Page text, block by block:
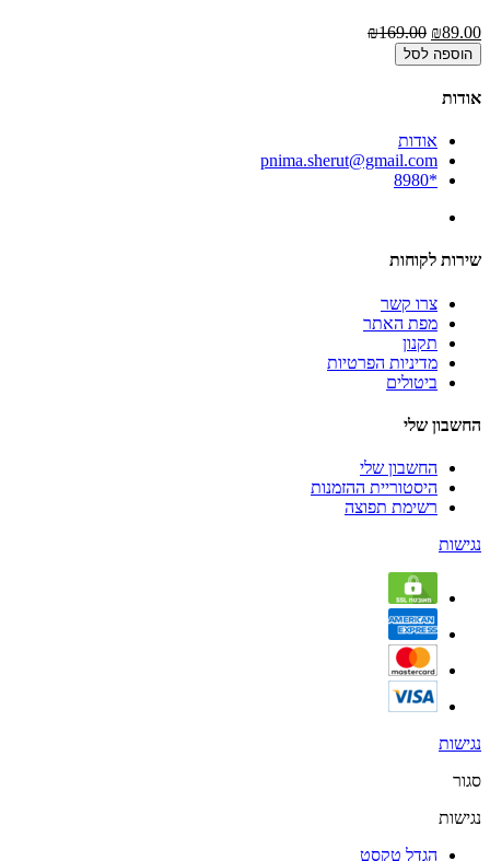
₪89.00
₪169.00
הוספה לסל
אודות
אודות
pnima.sherut@gmail.com
*8980
שירות לקוחות
צרו קשר
מפת האתר
תקנון
מדיניות הפרטיות
ביטולים
החשבון שלי
החשבון שלי
היסטוריית ההזמנות
רשימת תפוצה
נגישות
נגישות
סגור
נגישות
הגדל טקסט